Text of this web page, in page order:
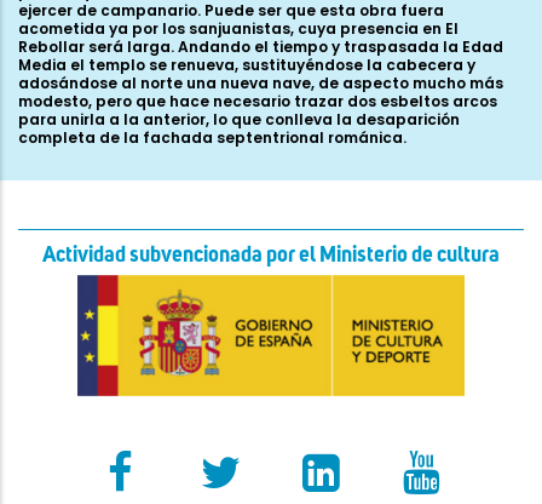
ejercer de campanario. Puede ser que esta obra fuera
acometida ya por los sanjuanistas, cuya presencia en El
Rebollar será larga. Andando el tiempo y traspasada la Edad
Media el templo se renueva, sustituyéndose la cabecera y
adosándose al norte una nueva nave, de aspecto mucho más
modesto, pero que hace necesario trazar dos esbeltos arcos
para unirla a la anterior, lo que conlleva la desaparición
completa de la fachada septentrional románica.
Actividad subvencionada por el Ministerio de cultura